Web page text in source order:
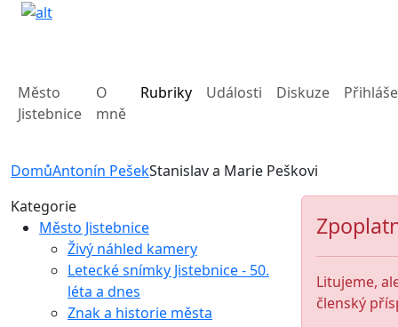
Město
Jistebnice
O
mně
Rubriky Události Diskuze
DomůAntonín PešekStanislav a Marie Peškovi
Litujeme,
členský
Kategorie
Město Jistebnice
Živý náhled kamery
Letecké snímky Jistebnice - 50.
léta a dnes
Znak a historie města